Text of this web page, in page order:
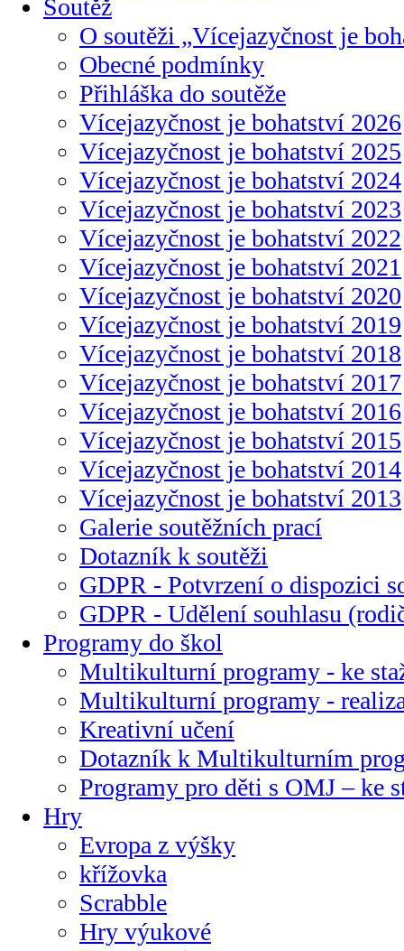
Soutěž
O soutěži „Vícejazyčnost je
Obecné podmínky
Přihláška do soutěže
Vícejazyčnost je bohatství 2026
Vícejazyčnost je bohatství 2025
Vícejazyčnost je bohatství 2024
Vícejazyčnost je bohatství 2023
Vícejazyčnost je bohatství 2022
Vícejazyčnost je bohatství 2021
Vícejazyčnost je bohatství 2020
Vícejazyčnost je bohatství 2019
Vícejazyčnost je bohatství 2018
Vícejazyčnost je bohatství 2017
Vícejazyčnost je bohatství 2016
Vícejazyčnost je bohatství 2015
Vícejazyčnost je bohatství 2014
Vícejazyčnost je bohatství 2013
Galerie soutěžních prací
Dotazník k soutěži
GDPR - Potvrzení o dispozici
GDPR - Udělení souhlasu
Programy do škol
Multikulturní programy - ke
Multikulturní programy -
Kreativní učení
Dotazník k Multikulturním
Programy pro děti s OMJ – ke
Hry
Evropa z výšky
křížovka
Scrabble
Hry výukové